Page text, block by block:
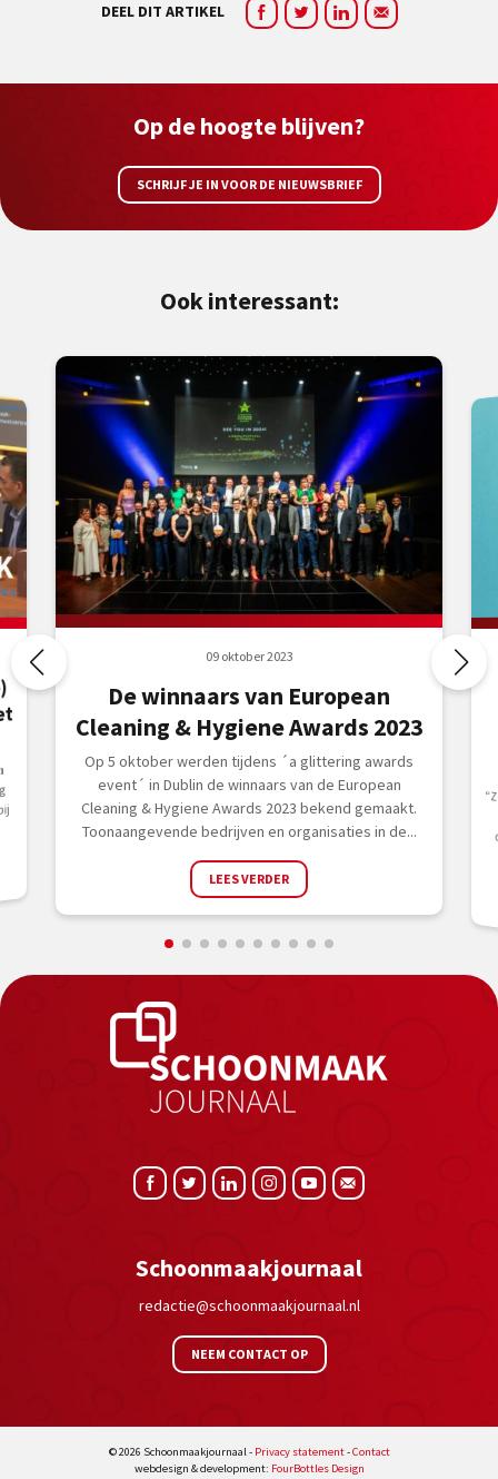
DEEL DIT ARTIKEL
Op de hoogte blijven?
SCHRIJF JE IN VOOR DE NIEUWSBRIEF
Ook interessant:
09 oktober 2023
De winnaars van European
Cleaning & Hygiene Awards 2023
Op 5 oktober werden tijdens ´a glittering awards
event´ in Dublin de winnaars van de European
Cleaning & Hygiene Awards 2023 bekend gemaakt.
Toonaangevende bedrijven en organisaties in de...
LEES VERDER
Schoonmaakjournaal
redactie@schoonmaakjournaal.nl
NEEM CONTACT OP
© 2026 Schoonmaakjournaal - Privacy statement-Contact
webdesign & development: FourBottles Design